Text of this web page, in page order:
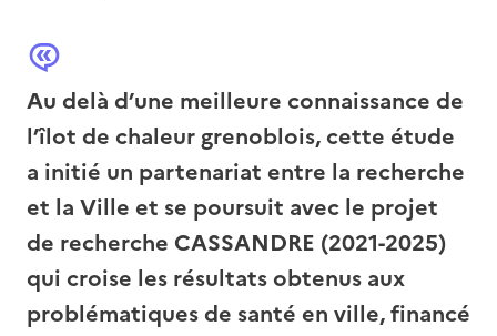
Au delà d’une meilleure connaissance de
l’îlot de chaleur grenoblois, cette étude
a initié un partenariat entre la recherche
et la Ville et se poursuit avec le projet
de recherche CASSANDRE (2021-2025)
qui croise les résultats obtenus aux
problématiques de santé en ville, financé